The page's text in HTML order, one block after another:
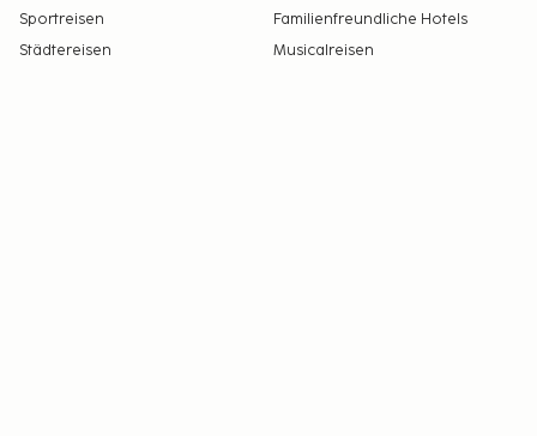
Sportreisen
Familienfreundliche Hotels
Städtereisen
Musicalreisen